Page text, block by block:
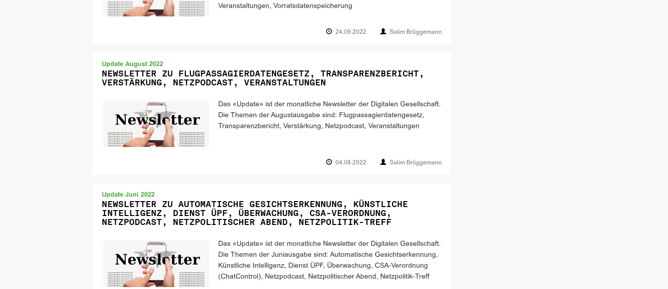
Veranstaltungen, Vorratsdatenspeicherung
24.09.2022 Salim Brüggemann
Update August 2022
NEWSLETTER ZU FLUGPASSAGIERDATENGESETZ, TRANSPARENZBERICHT,
VERSTÄRKUNG, NETZPODCAST, VERANSTALTUNGEN
Das «Update» ist der monatliche Newsletter der Digitalen Gesellschaft.
Die Themen der Augustausgabe sind: Flugpassagierdatengesetz,
Transparenzbericht, Verstärkung, Netzpodcast, Veranstaltungen
04.08.2022 Salim Brüggemann
Update Juni 2022
NEWSLETTER ZU AUTOMATISCHE GESICHTSERKENNUNG, KÜNSTLICHE
INTELLIGENZ, DIENST ÜPF, ÜBERWACHUNG, CSA-VERORDNUNG,
NETZPODCAST, NETZPOLITISCHER ABEND, NETZPOLITIK-TREFF
Das «Update» ist der monatliche Newsletter der Digitalen Gesellschaft.
Die Themen der Juniausgabe sind: Automatische Gesichtserkennung,
Künstliche Intelligenz, Dienst ÜPF, Überwachung, CSA-Verordnung
(ChatControl), Netzpodcast, Netzpolitischer Abend, Netzpolitik-Treff